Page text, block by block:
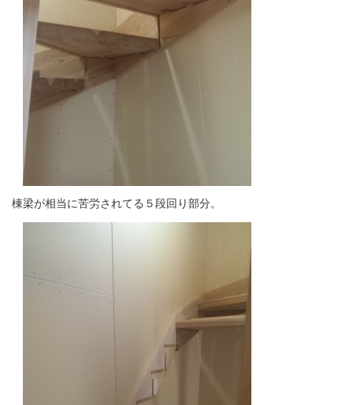
棟梁が相当に苦労されてる５段回り部分。